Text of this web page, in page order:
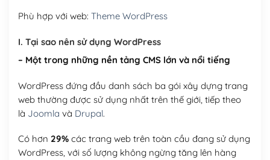
Hosting 3GB SSD (1 năm)(+550,000₫)
Hosting 5GB SSD (1 năm)
Hosting 8GB SSD (1 năm) (+950,000₫)
Phù hợp với web: Theme WordPress
I. Tại sao nên sử dụng WordPress
– Một trong những nền tảng CMS lớn và nổi tiếng
WordPress đứng đầu danh sách ba gói xây dựng trang
web thường được sử dụng nhất trên thế giới, tiếp theo
là Joomla và Drupal.
Có hơn 29%các trang web trên toàn cầu đang sử dụng
WordPress, với số lượng không ngừng tăng lên hàng